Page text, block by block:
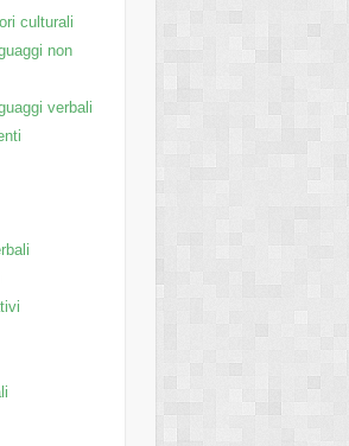
culturali
non
verbali